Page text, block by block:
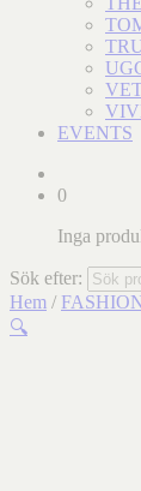
EVENTS
0
Inga
Sök efter:
Hem /
🔍